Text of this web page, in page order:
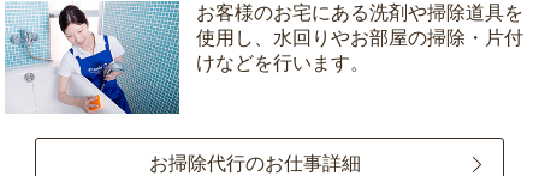
お客様のお宅にある洗剤や掃除道具を
使用し、水回りやお部屋の掃除・片付
けなどを行います。
お掃除代行のお仕事詳細